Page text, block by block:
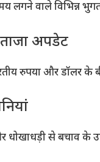
वाले विभिन्न
ताजा अपडेट
रुपया और डॉलर के
धोखाधड़ी से बचाव के